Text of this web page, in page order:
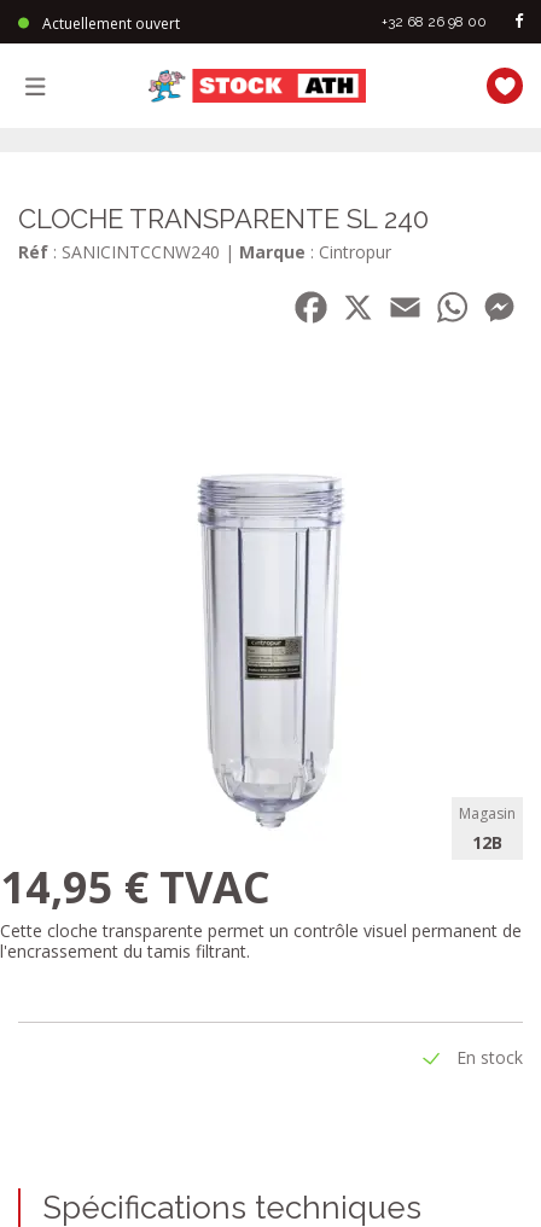
Actuellement ouvert +32 68 26 98 00
CLOCHE TRANSPARENTE SL 240
Réf : SANICINTCCNW240 | Marque : Cintropur
Facebook
Email
Magasin
12B
14,95 € TVAC
Cette cloche transparente permet un contrôle visuel permanent de
l'encrassement du tamis filtrant.
En stock
Spécifications techniques